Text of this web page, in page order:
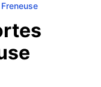
Freneuse